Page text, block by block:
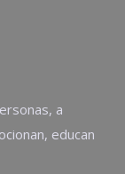
a
educan